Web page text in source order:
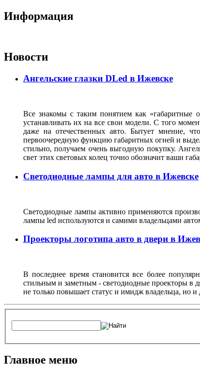
Информация
Новости
Ангельские глазки DLed в Ижевске
Все знакомы с таким понятием как
устанавливать их на все свои модели. С того
даже на отечественных авто. Бытует мнение,
первоочередную функцию габаритных огней и
стильно, получаем очень выгодную покупку.
свет этих световых колец точно обозначит ваши
Светодиодные лампы для авто в Ижевске
Светодиодные лампы активно применяются
лампы led используются и самими владельцами
Проекторы логотипа авто в двери в
В последнее время становится все более
стильным и заметным - светодиодные проекторы в
не только повышает статус и имидж владельца, но
Главное меню